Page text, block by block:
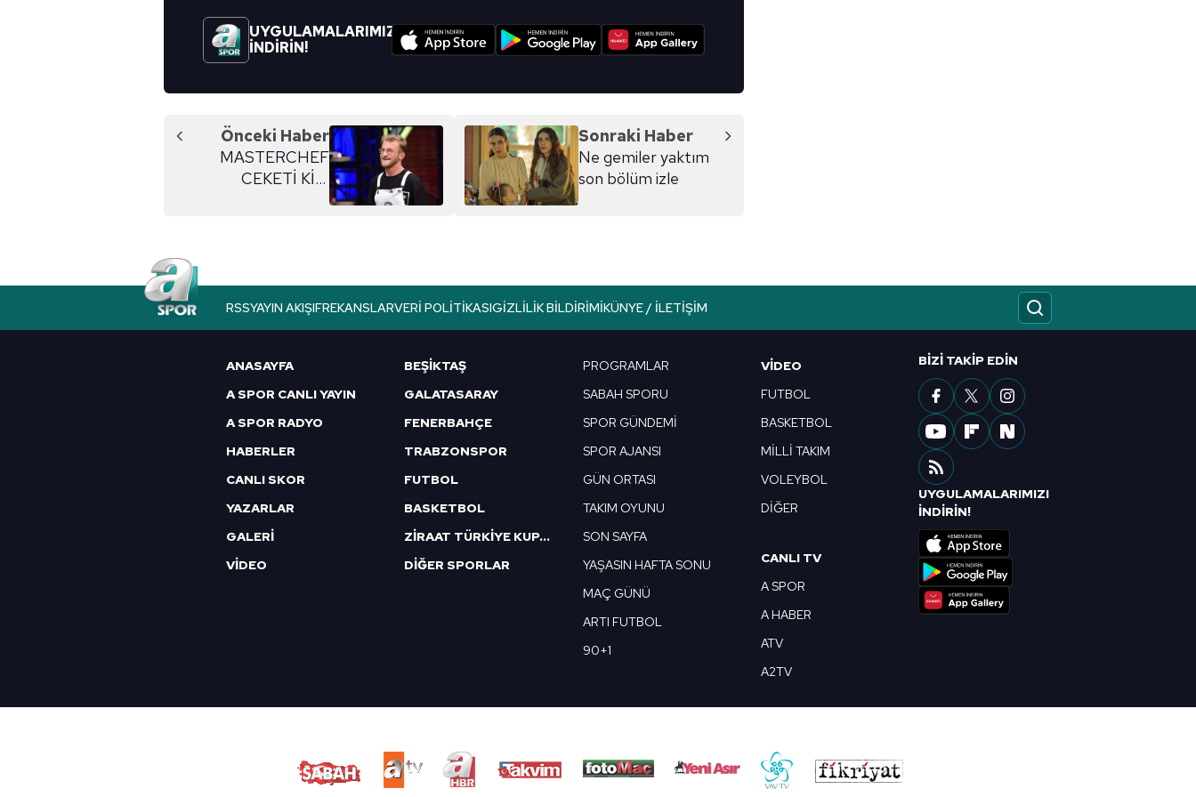
UYGULAMALARIMIZI
İNDİRİN!
Önceki Haber
MASTERCHEF
CEKETİ KİM
Sonraki Haber
Ne gemiler yaktım
son bölüm izle
RSSYAYIN AKIŞIFREKANSLARVERI POLITIKASIGIZLILIK BILDIRIMIKÜNYE / İLETIŞIM
ANASAYFA
A SPOR CANLI YAYIN
A SPOR RADYO
HABERLER
CANLI SKOR
YAZARLAR
GALERİ
VİDEO
BEŞİKTAŞ
GALATASARAY
FENERBAHÇE
TRABZONSPOR
FUTBOL
BASKETBOL
ZİRAAT TÜRKİYE KUPASI
DİĞER SPORLAR
PROGRAMLAR
SABAH SPORU
SPOR GÜNDEMİ
SPOR AJANSI
GÜN ORTASI
TAKIM OYUNU
SON SAYFA
YAŞASIN HAFTA SONU
MAÇ GÜNÜ
ARTI FUTBOL
90+1
VIDEO
FUTBOL
BASKETBOL
MİLLİ TAKIM
VOLEYBOL
DİĞER
CANLI TV
A SPOR
A HABER
ATV
A2TV
BIZI TAKIP EDIN
UYGULAMALARIMIZI
İNDİRİN!